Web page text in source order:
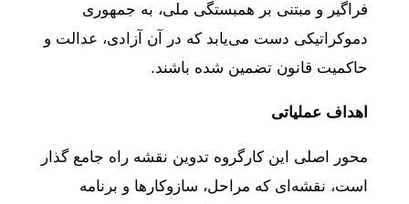
فراگیر و مبتنی بر همبستگی ملی، به جمهوری
دموکراتیکی دست می‌یابد که در آن آزادی، عدالت و
حاکمیت قانون تضمین شده باشند.
اهداف عملیاتی
محور اصلی این کارگروه تدوین نقشه راه جامع گذار
است، نقشه‌ای که مراحل، سازوکارها و برنامه